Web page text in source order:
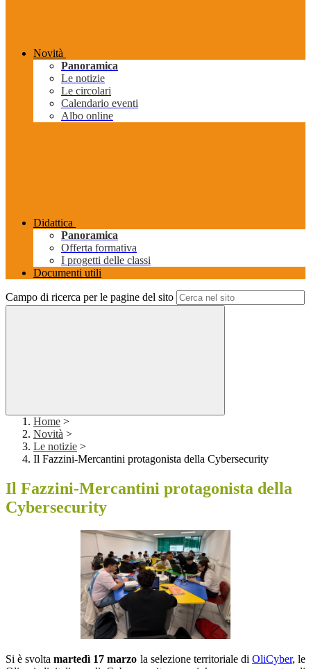
Novità
Panoramica
Le notizie
Le circolari
Calendario eventi
Albo online
Didattica
Panoramica
Offerta formativa
I progetti delle classi
Documenti utili
Campo di ricerca per le pagine del sito
Home >
Novità >
Le notizie >
Il Fazzini-Mercantini protagonista della Cybersecurity
Il Fazzini-Mercantini protagonista della
Cybersecurity
Si è svoltamartedì 17 marzo la selezione territoriale di OliCyber, le